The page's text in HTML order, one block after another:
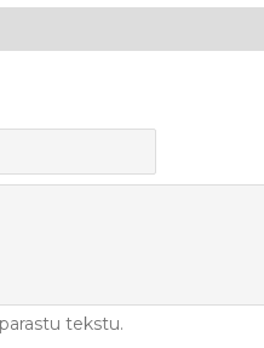
tekstu.